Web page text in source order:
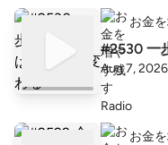
お金
Aug 7, 2026
お金